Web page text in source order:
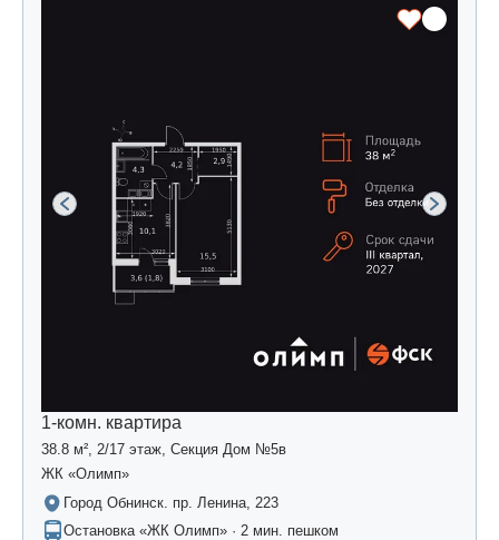
1-комн. квартира
38.8 м², 2/17 этаж, Секция Дом №5в
ЖК «Олимп»
Город Обнинск. пр. Ленина, 223
Остановка «ЖК Олимп» · 2 мин. пешком